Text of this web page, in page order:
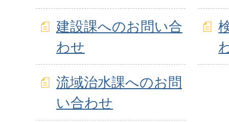
建設課へのお問い合
わせ
流域治水課へのお問
い合わせ